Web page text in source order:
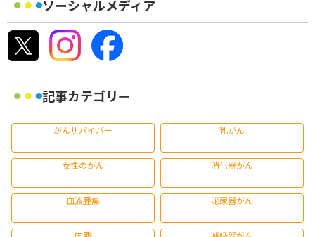
ソーシャルメディア
記事カテゴリー
がんサバイバー 乳がん
女性のがん 消化器がん
血液腫瘍 泌尿器がん